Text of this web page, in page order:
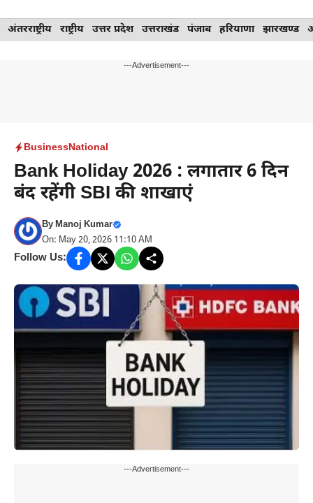
Skip
to
अंतरराष्ट्रीय राष्ट्रीय उत्तर प्रदेश उत्तराखंड पंजाब हरियाणा झारखण्ड
---Advertisement---
BusinessNational
Bank Holiday 2026 : लगातार 6 दिन
बंद रहेंगी SBI की शाखाएं
ByManoj Kumar
On: May 20, 2026 11:10 AM
Follow Us:
---Advertisement---